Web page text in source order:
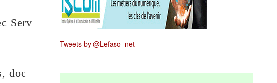
Serv
doc
Tweets by @Lefaso_net